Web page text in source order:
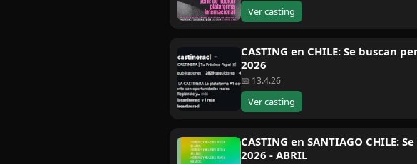
Ver casting
CASTING en CHILE: Se buscan
2026
📅 13.4.26
Ver casting
CASTING en SANTIAGO CHILE:
2026 - ABRIL